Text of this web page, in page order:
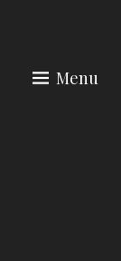
Menu